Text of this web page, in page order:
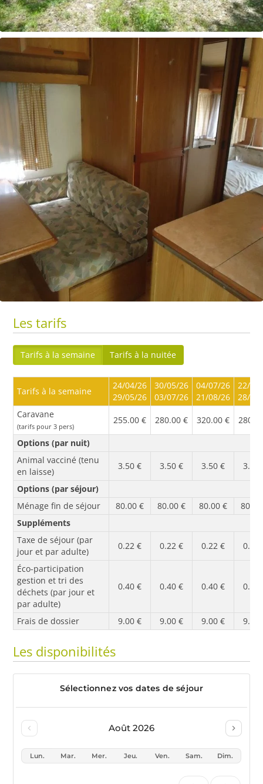
Les tarifs
Tarifs à la semaine Tarifs à la nuitée
Tarifs à la semaine
24/04/26
29/05/26
30/05/26
03/07/26
04/07/26
21/08/26
22/
28/
Caravane
(tarifs pour 3 pers)
255.00 € 280.00 € 320.00 €
Options (par nuit)
Animal vacciné (tenu
en laisse)
3.50 € 3.50 € 3.50 € 3.50
Options (par séjour)
Ménage fin de séjour
80.00 € 80.00 € 80.00 €
Suppléments
Taxe de séjour (par
jour et par adulte)
0.22 € 0.22 € 0.22 € 0.22
Éco-participation
gestion et tri des
déchets (par jour et
par adulte)
0.40 € 0.40 € 0.40 € 0.40
Frais de dossier 9.00 € 9.00 € 9.00 € 9.00
Les disponibilités